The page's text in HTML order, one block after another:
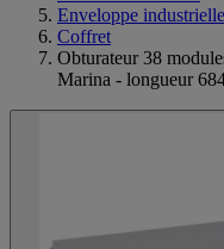
Enveloppe industrielle
Coffret
Obturateur 38
Marina - longueur